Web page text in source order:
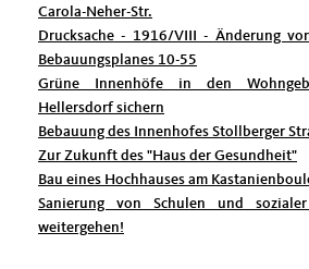
Carola-Neher-Str.
Drucksache - 1916/VIII - Änderung
Bebauungsplanes 10-55
Grüne Innenhöfe in den
Hellersdorf sichern
Bebauung des Innenhofes Stollberger
Zur Zukunft des "Haus der Gesundheit"
Bau eines Hochhauses am
Sanierung von Schulen und
weitergehen!